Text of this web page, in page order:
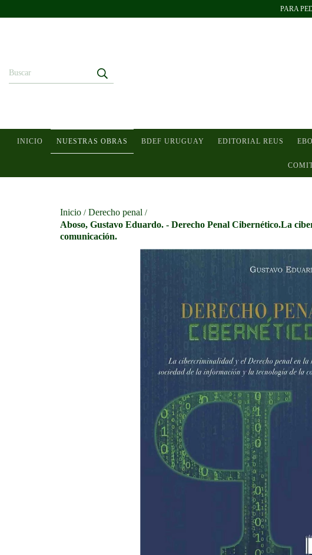
PARA
INICIO NUESTRAS OBRAS BDEF URUGUAY EDITORIAL REUS
Inicio / Derecho penal /
Aboso, Gustavo Eduardo. - Derecho Penal Cibernético.La
comunicación.